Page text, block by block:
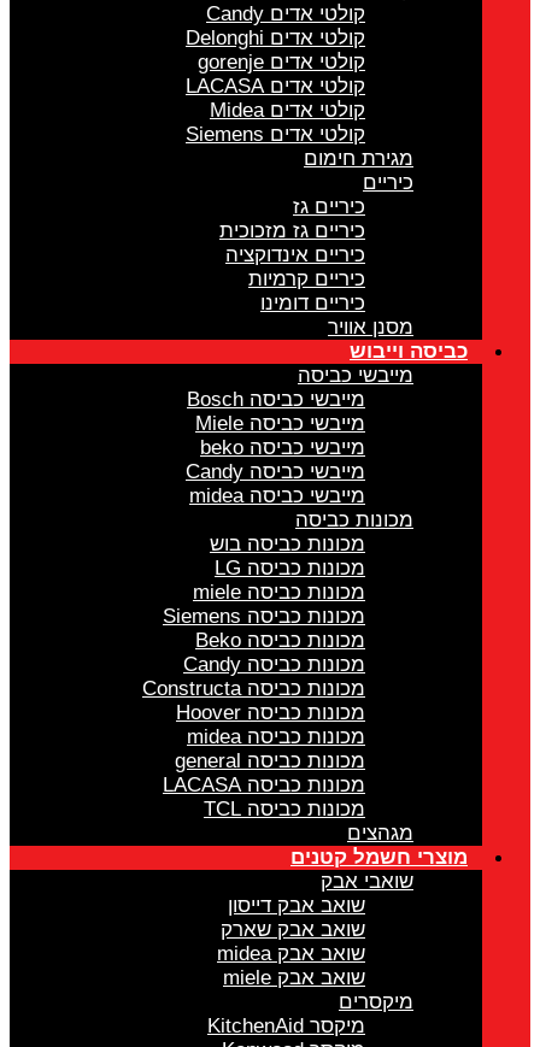
קולטי אדים Candy
קולטי אדים Delonghi
קולטי אדים gorenje
קולטי אדים LACASA
קולטי אדים Midea
קולטי אדים Siemens
מגירת חימום
כיריים
כיריים גז
כיריים גז מזכוכית
כיריים אינדוקציה
כיריים קרמיות
כיריים דומינו
מסנן אוויר
כביסה וייבוש
מייבשי כביסה
מייבשי כביסה Bosch
מייבשי כביסה Miele
מייבשי כביסה beko
מייבשי כביסה Candy
מייבשי כביסה midea
מכונות כביסה
מכונות כביסה בוש
מכונות כביסה LG
מכונות כביסה miele
מכונות כביסה Siemens
מכונות כביסה Beko
מכונות כביסה Candy
מכונות כביסה Constructa
מכונות כביסה Hoover
מכונות כביסה midea
מכונות כביסה general
מכונות כביסה LACASA
מכונות כביסה TCL
מגהצים
מוצרי חשמל קטנים
שואבי אבק
שואב אבק דייסון
שואב אבק שארק
שואב אבק midea
שואב אבק miele
מיקסרים
מיקסר KitchenAid